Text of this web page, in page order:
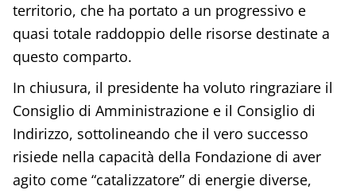
territorio, che ha portato a un progressivo e
quasi totale raddoppio delle risorse destinate a
questo comparto.
In chiusura, il presidente ha voluto ringraziare il
Consiglio di Amministrazione e il Consiglio di
Indirizzo, sottolineando che il vero successo
risiede nella capacità della Fondazione di aver
agito come “catalizzatore” di energie diverse,